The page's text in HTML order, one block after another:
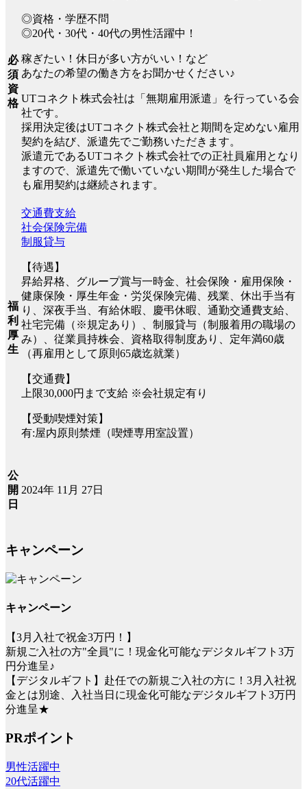
必
須
資
格
◎資格・学歴不問
◎20代・30代・40代の男性活躍中！
稼ぎたい！休日が多い方がいい！など
あなたの希望の働き方をお聞かせください♪
UTコネクト株式会社は「無期雇用派遣」を行っている会
社です。
採用決定後はUTコネクト株式会社と期間を定めない雇用
契約を結び、派遣先でご勤務いただきます。
派遣元であるUTコネクト株式会社での正社員雇用となり
ますので、派遣先で働いていない期間が発生した場合で
も雇用契約は継続されます。
福
利
厚
生
交通費支給
社会保険完備
制服貸与
【待遇】
昇給昇格、グループ賞与一時金、社会保険・雇用保険・
健康保険・厚生年金・労災保険完備、残業、休出手当有
り、深夜手当、有給休暇、慶弔休暇、通勤交通費支給、
社宅完備（※規定あり）、制服貸与（制服着用の職場の
み）、従業員持株会、資格取得制度あり、定年満60歳
（再雇用として原則65歳迄就業）
【交通費】
上限30,000円まで支給 ※会社規定有り
【受動喫煙対策】
有:屋内原則禁煙（喫煙専用室設置）
公
開
日
2024年 11月 27日
キャンペーン
キャンペーン
【3月入社で祝金3万円！】
新規ご入社の方"全員"に！現金化可能なデジタルギフト3万
円分進呈♪
【デジタルギフト】赴任での新規ご入社の方に！3月入社祝
金とは別途、入社当日に現金化可能なデジタルギフト3万円
分進呈★
PRポイント
男性活躍中
20代活躍中